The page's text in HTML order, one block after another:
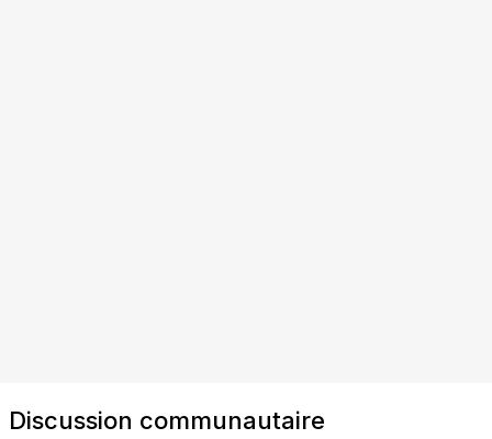
Discussion communautaire